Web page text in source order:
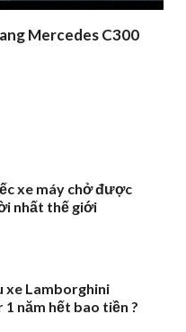
Mercedes C300
xe máy chở được
nhất thế giới
xe Lamborghini
năm hết bao tiền ?